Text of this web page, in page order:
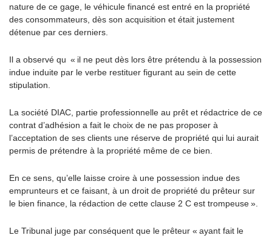
nature de ce gage, le véhicule financé est entré en la propriété
des consommateurs, dès son acquisition et était justement
détenue par ces derniers.
Il a observé qu « il ne peut dès lors être prétendu à la possession
indue induite par le verbe restituer figurant au sein de cette
stipulation.
La société DIAC, partie professionnelle au prêt et rédactrice de ce
contrat d’adhésion a fait le choix de ne pas proposer à
l’acceptation de ses clients une réserve de propriété qui lui aurait
permis de prétendre à la propriété même de ce bien.
En ce sens, qu’elle laisse croire à une possession indue des
emprunteurs et ce faisant, à un droit de propriété du prêteur sur
le bien finance, la rédaction de cette clause 2 C est trompeuse ».
Le Tribunal juge par conséquent que le prêteur « ayant fait le